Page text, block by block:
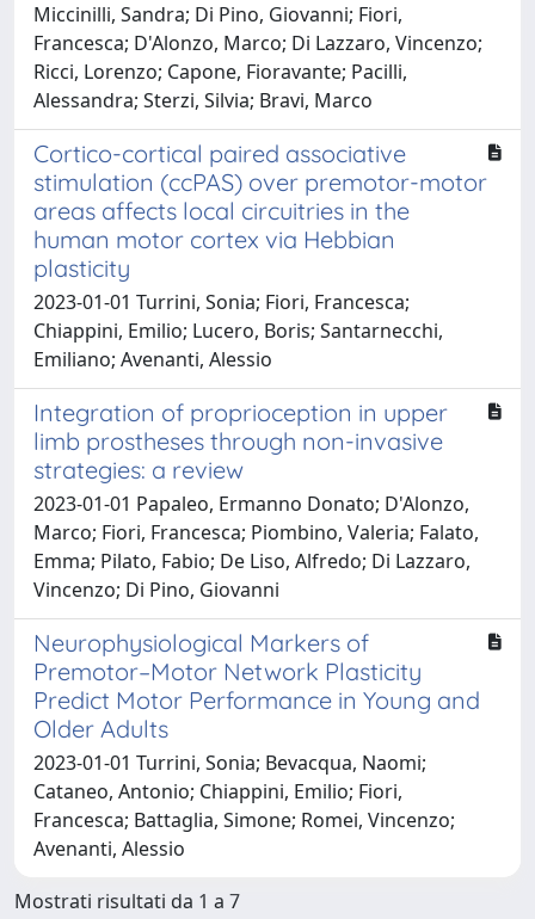
Miccinilli, Sandra; Di Pino, Giovanni; Fiori,
Francesca; D'Alonzo, Marco; Di Lazzaro, Vincenzo;
Ricci, Lorenzo; Capone, Fioravante; Pacilli,
Alessandra; Sterzi, Silvia; Bravi, Marco
Cortico-cortical paired associative
stimulation (ccPAS) over premotor-motor
areas affects local circuitries in the
human motor cortex via Hebbian
plasticity
2023-01-01 Turrini, Sonia; Fiori, Francesca;
Chiappini, Emilio; Lucero, Boris; Santarnecchi,
Emiliano; Avenanti, Alessio
Integration of proprioception in upper
limb prostheses through non-invasive
strategies: a review
2023-01-01 Papaleo, Ermanno Donato; D'Alonzo,
Marco; Fiori, Francesca; Piombino, Valeria; Falato,
Emma; Pilato, Fabio; De Liso, Alfredo; Di Lazzaro,
Vincenzo; Di Pino, Giovanni
Neurophysiological Markers of
Premotor–Motor Network Plasticity
Predict Motor Performance in Young and
Older Adults
2023-01-01 Turrini, Sonia; Bevacqua, Naomi;
Cataneo, Antonio; Chiappini, Emilio; Fiori,
Francesca; Battaglia, Simone; Romei, Vincenzo;
Avenanti, Alessio
Mostrati risultati da 1 a 7